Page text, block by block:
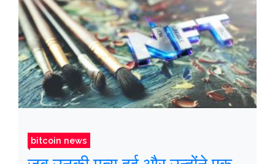
bitcoin news